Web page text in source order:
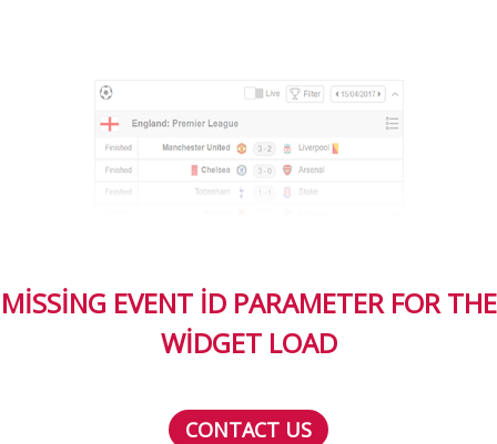
MISSING EVENT ID PARAMETER FOR THE
WIDGET LOAD
CONTACT US